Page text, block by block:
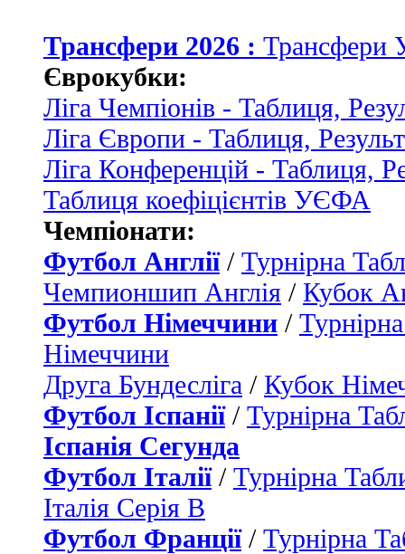
Трансфери 2026 : Трансфери
Єврокубки:
Ліга Чемпіонів - Таблиця,
Ліга Європи - Таблиця,
Ліга Конференцій - Таблиця,
Таблиця коефіцієнтів УЄФА
Чемпіонати:
Футбол Англії/ Турнірна
Чемпионшип Англія / Кубок
Футбол Німеччини /
Німеччини
Друга Бундесліга / Кубок
Футбол Іспанії/ Турнірна
Іспанія Сегунда
Футбол Італії/ Турнірна
Італія Серія B
Футбол Франції/ Турнірна